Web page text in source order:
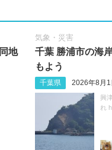
地
気象・災害
千葉 勝浦市の海
もよう
千葉県 2026年8月
興
れ